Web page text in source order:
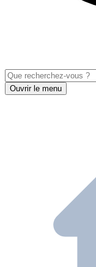
Ouvrir le menu